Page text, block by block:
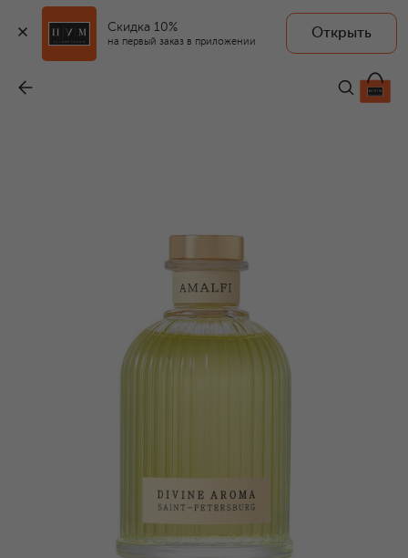
Скидка 10%
на первый заказ в приложении
Открыть
7 700 ₽